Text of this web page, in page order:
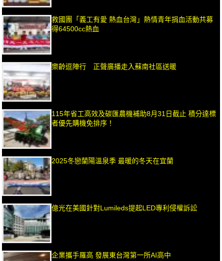
救國團「義工有愛 熱血台灣」熱情青年捐血活動共募
得64500cc熱血
樂齡逗陣行 正聲廣播走入蘇南社區送暖
115年省工高效及碳匯農機補助8月31日截止 積分達標
者優先購機免排序！
2025冬戀蘭陽溫泉季 最暖的冬天在宜蘭
億光在美國針對Lumileds提起LED專利侵權訴訟
企業攜手羅高 發展東台灣第一所AI高中